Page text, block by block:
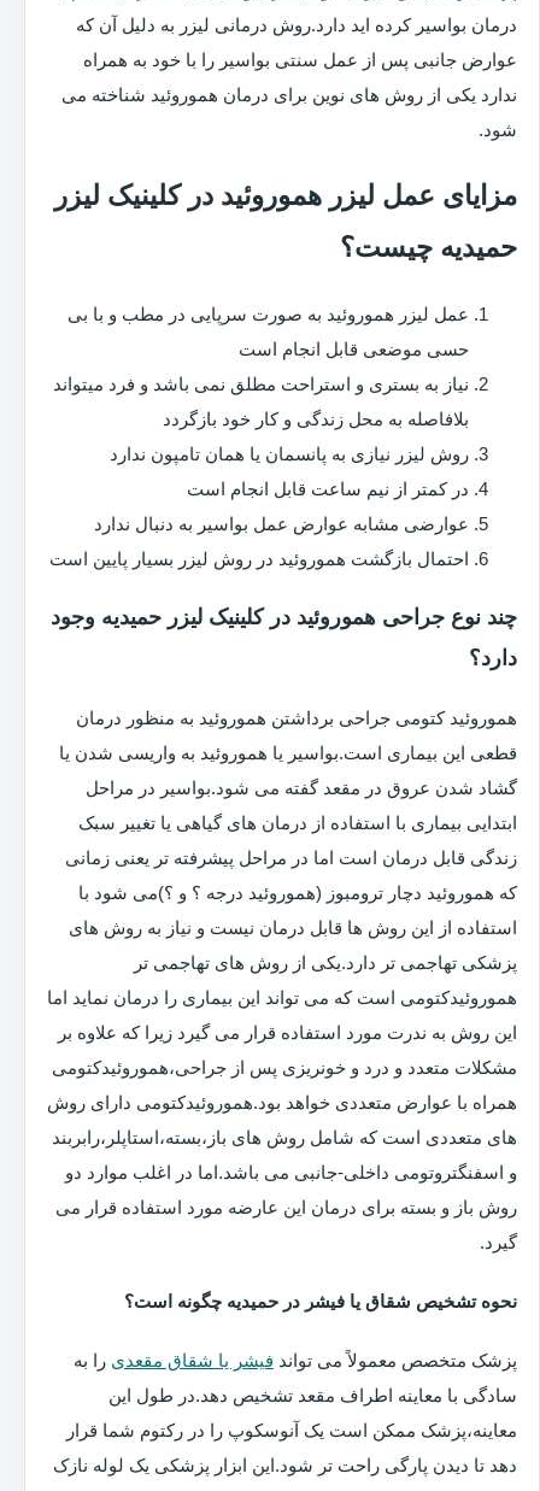
درمان بواسیر کرده اید دارد.روش درمانی لیزر به دلیل آن که
عوارض جانبی پس از عمل سنتی بواسیر را با خود به همراه
ندارد یکی از روش های نوین برای درمان هموروئید شناخته می
شود.
مزایای عمل لیزر هموروئید در کلینیک لیزر
حمیدیه چیست؟
عمل لیزر هموروئید به صورت سرپایی در مطب و با بی
حسی موضعی قابل انجام است
نیاز به بستری و استراحت مطلق نمی باشد و فرد میتواند
بلافاصله به محل زندگی و کار خود بازگردد
روش لیزر نیازی به پانسمان یا همان تامپون ندارد
در کمتر از نیم ساعت قابل انجام است
عوارضی مشابه عوارض عمل بواسیر به دنبال ندارد
احتمال بازگشت هموروئید در روش لیزر بسیار پایین است
چند نوع جراحی هموروئید در کلینیک لیزر حمیدیه وجود
دارد؟
هموروئید کتومی جراحی برداشتن هموروئید به منظور درمان
قطعی این بیماری است.بواسیر یا هموروئید به واریسی شدن یا
گشاد شدن عروق در مقعد گفته می شود.بواسیر در مراحل
ابتدایی بیماری با استفاده از درمان های گیاهی یا تغییر سبک
زندگی قابل درمان است اما در مراحل پیشرفته تر یعنی زمانی
که هموروئید دچار ترومبوز (هموروئید درجه ؟ و ؟)می شود با
استفاده از این روش ها قابل درمان نیست و نیاز به روش های
پزشکی تهاجمی تر دارد.یکی از روش های تهاجمی تر
هموروئیدکتومی است که می تواند این بیماری را درمان نماید اما
این روش به ندرت مورد استفاده قرار می گیرد زیرا که علاوه بر
مشکلات متعدد و درد و خونریزی پس از جراحی،هموروئیدکتومی
همراه با عوارض متعددی خواهد بود.هموروئیدکتومی دارای روش
های متعددی است که شامل روش های باز،بسته،استاپلر،رابربند
و اسفنگتروتومی داخلی-جانبی می باشد.اما در اغلب موارد دو
روش باز و بسته برای درمان این عارضه مورد استفاده قرار می
گیرد.
نحوه تشخیص شقاق یا فیشر در حمیدیه چگونه است؟
پزشک متخصص معمولاً می تواند فیشر یا شقاق مقعدی را به
سادگی با معاینه اطراف مقعد تشخیص دهد.در طول این
معاینه،پزشک ممکن است یک آنوسکوپ را در رکتوم شما قرار
دهد تا دیدن پارگی راحت تر شود.این ابزار پزشکی یک لوله نازک